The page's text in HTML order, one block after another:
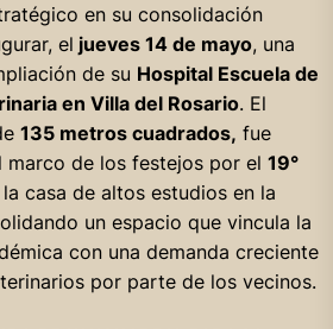
en su consolidación
el jueves 14 de mayo, una
de su Hospital Escuela de
en Villa del Rosario. El
135 metros cuadrados, fue
marco de los festejos por el 19°
casa de altos estudios en la
un espacio que vincula la
con una demanda creciente
por parte de los vecinos.